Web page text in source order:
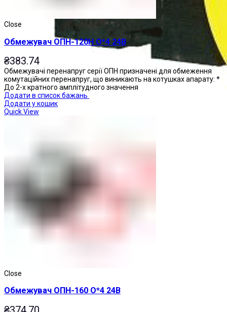
Кнопки натискні
Close
Обмежувач ОПН-120Н О*4 24В
₴383.74
Обмежувачі перенапруг серії ОПН призначені для обмеження
комутаційних перенапруг, що виникають на котушках апарату: *
До 2-х кратного амплітудного значення
Додати в список бажань
Додати у кошик
Quick View
Close
Обмежувач ОПН-160 О*4 24В